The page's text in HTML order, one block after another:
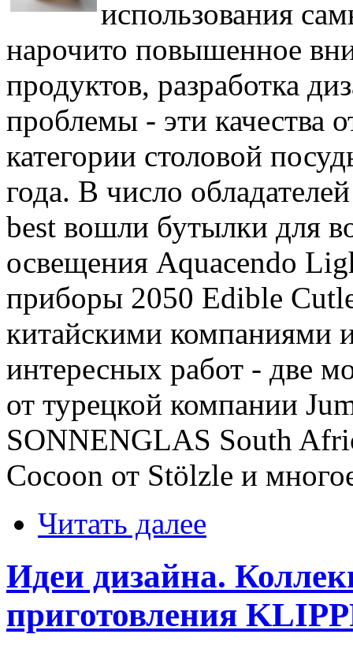
использования
нарочито повышенное
продуктов, разработка
проблемы - эти качества
категории столовой
года. В число
best вошли бутылки для
освещения Aquacendo
приборы 2050 Edible
китайскими компаниями
интересных работ - две
от турецкой компании
SONNENGLAS South
Cocoon от Stölzle и
Читать далее
Идеи дизайна.
приготовления